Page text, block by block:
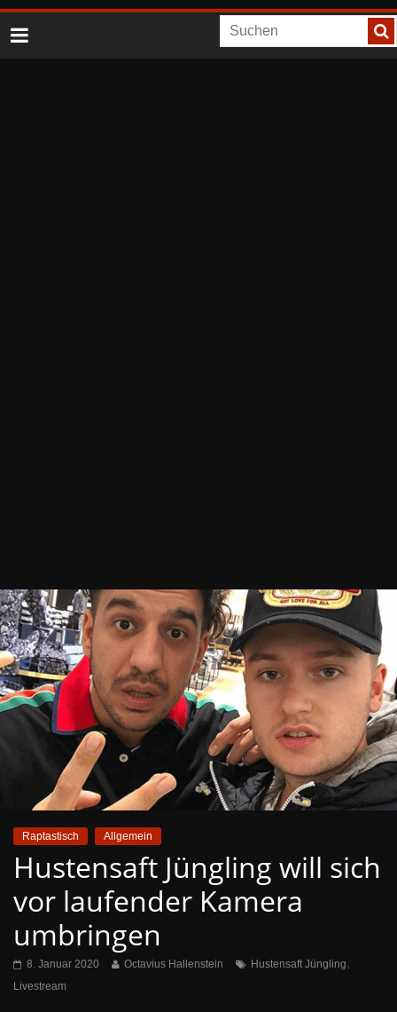
Raptastisch Allgemein
Hustensaft Jüngling will sich
vor laufender Kamera
umbringen
8. Januar 2020 Octavius Hallenstein Hustensaft Jüngling,
Livestream